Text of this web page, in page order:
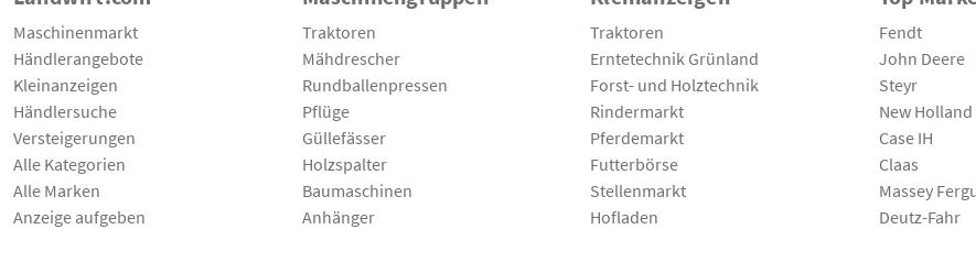
Maschinenmarkt
Händlerangebote
Kleinanzeigen
Händlersuche
Versteigerungen
Alle Kategorien
Alle Marken
Anzeige aufgeben
Traktoren
Mähdrescher
Rundballenpressen
Pflüge
Güllefässer
Holzspalter
Baumaschinen
Anhänger
Traktoren
Erntetechnik Grünland
Forst- und Holztechnik
Rindermarkt
Pferdemarkt
Futterbörse
Stellenmarkt
Hofladen
Fendt
John Deere
Steyr
New Holland
Case IH
Claas
Massey
Deutz-Fahr